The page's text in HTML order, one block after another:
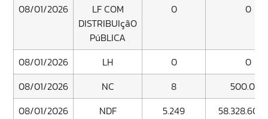
08/01/2026
LF COM
DISTRIBUIçãO
PúBLICA
0 0
08/01/2026 LH 0
0
08/01/2026
NC 8
500.000
08/01/2026
NDF 5.249